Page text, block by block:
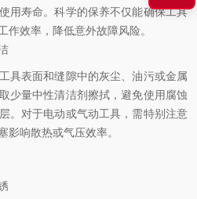
用寿命。科学的保养不仅能确保工具
作效率，降低意外故障风险。
表面和缝隙中的灰尘、油污或金属
少量中性清洁剂擦拭，避免使用腐蚀
。对于电动或气动工具，需特别注意
影响散热或气压效率。